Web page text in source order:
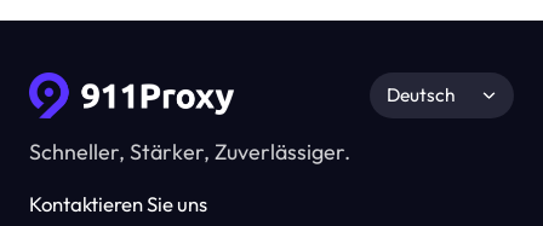
Schneller, Stärker, Zuverlässiger.
Kontaktieren Sie uns
Deutsch